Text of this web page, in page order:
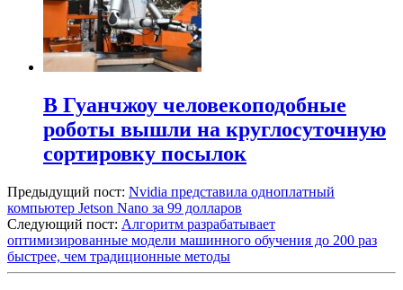
В Гуанчжоу человекоподобные
роботы вышли на круглосуточную
сортировку посылок
Предыдущий пост: Nvidia представила одноплатный
компьютер Jetson Nano за 99 долларов
Следующий пост: Алгоритм разрабатывает
оптимизированные модели машинного обучения до 200 раз
быстрее, чем традиционные методы